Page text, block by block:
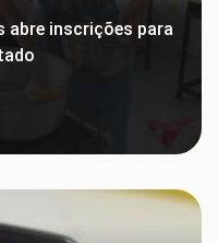
abre inscrições para